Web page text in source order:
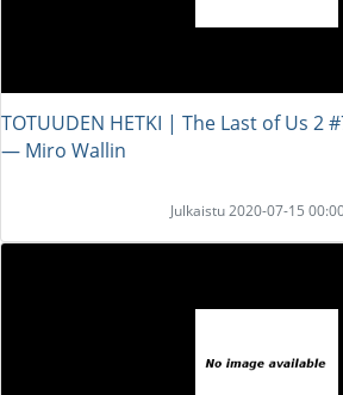
TOTUUDEN HETKI | The Last of Us 2
― Miro Wallin
Julkaistu 2020-07-15